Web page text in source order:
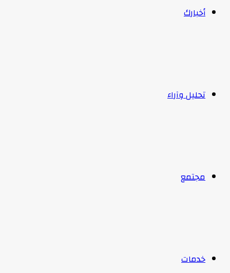
أخبارك
تحليل وآراء
مجتمع
خدمات